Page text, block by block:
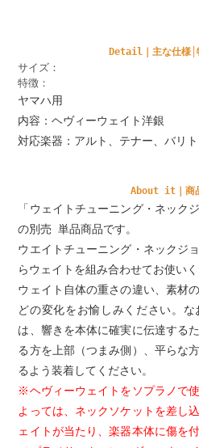
Detail｜主な仕様│
サイズ：
特徴：
ヤマハ用
内容：ヘヴィーウェイト洋銀
対応楽器：アルト、テナー、バリ
About it｜商
「ウェイトチューニング・ネック
の別売 単品商品です。
ウエイトチューニング・ネックジ
らウェイトを組み合わせてお使いく
ウェイト自体の重さの違い、素材
どの変化をお愉しみください。
は、響きを本体に確実に伝達する
る方を上部（つまみ側）、平らな
るよう装着してください。
※ヘヴィーウェイトをソプラノで
よっては、ネックソケットを差し
ェイトが当たり、楽器本体に傷を